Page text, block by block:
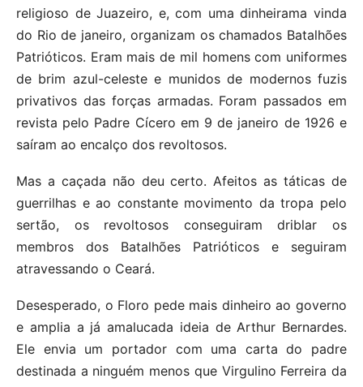
religioso de Juazeiro, e, com uma dinheirama vinda
do Rio de janeiro, organizam os chamados Batalhões
Patrióticos. Eram mais de mil homens com uniformes
de brim azul-celeste e munidos de modernos fuzis
privativos das forças armadas. Foram passados em
revista pelo Padre Cícero em 9 de janeiro de 1926 e
saíram ao encalço dos revoltosos.
Mas a caçada não deu certo. Afeitos as táticas de
guerrilhas e ao constante movimento da tropa pelo
sertão, os revoltosos conseguiram driblar os
membros dos Batalhões Patrióticos e seguiram
atravessando o Ceará.
Desesperado, o Floro pede mais dinheiro ao governo
e amplia a já amalucada ideia de Arthur Bernardes.
Ele envia um portador com uma carta do padre
destinada a ninguém menos que Virgulino Ferreira da